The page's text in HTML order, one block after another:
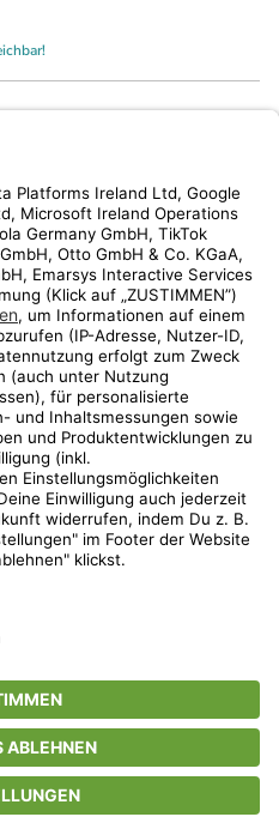
Preisempfehlung des
sich auf den Streichpreis.
unterwww.limango.de/einladen
(nicht für von Partnern versandte